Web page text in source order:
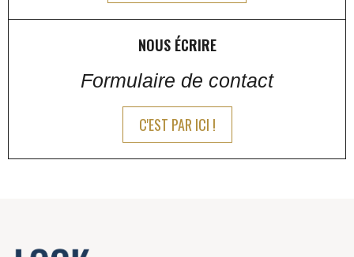
NOUS ÉCRIRE
Formulaire de contact
C'EST PAR ICI !